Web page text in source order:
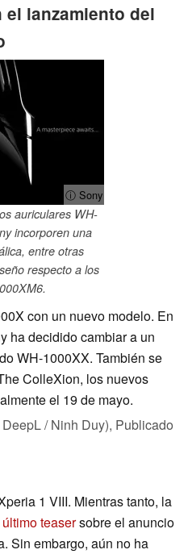
el lanzamiento del
ⓘ Sony
auriculares WH-
incorporen una
entre otras
respecto a los
con un nuevo modelo. En
ha decidido cambiar a un
WH-1000XX. También se
ColleXion, los nuevos
el 19 de mayo.
DeepL / Ninh Duy), Publicado
1 VIII. Mientras tanto, la
teasersobre el anuncio
Sin embargo, aún no ha